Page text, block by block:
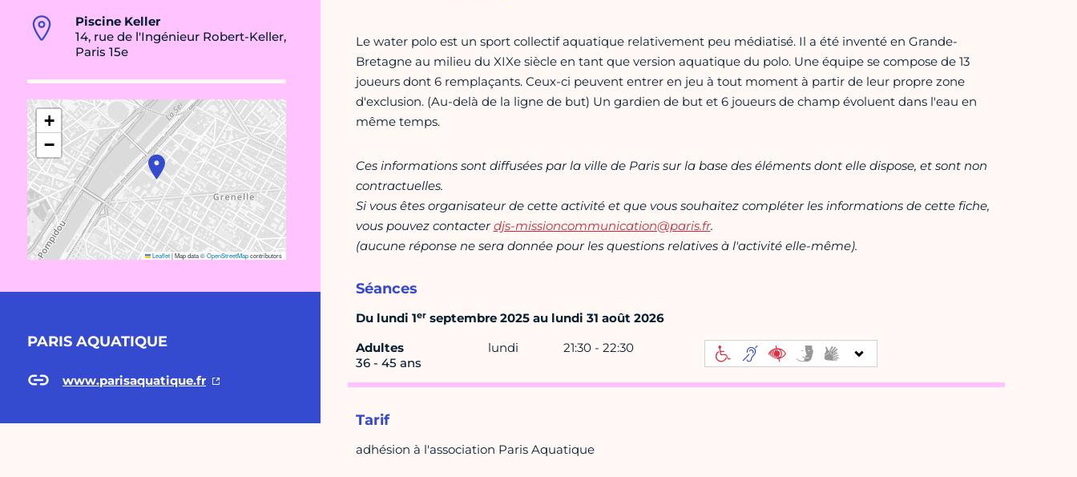
Piscine Keller
14, rue de l'Ingénieur Robert-Keller,
Paris 15e
+
−
Leaflet|Map data ©OpenStreetMapcontributors
PARIS AQUATIQUE
www.parisaquatique.fr
Le water polo est un sport collectif aquatique relativement peu médiatisé. Il a été inventé en Grande-
Bretagne au milieu du XIXe siècle en tant que version aquatique du polo. Une équipe se compose de 13
joueurs dont 6 remplaçants. Ceux-ci peuvent entrer en jeu à tout moment à partir de leur propre zone
d'exclusion. (Au-delà de la ligne de but) Un gardien de but et 6 joueurs de champ évoluent dans l'eau en
même temps.
Ces informations sont diffusées par la ville de Paris sur la base des éléments dont elle dispose, et sont non
contractuelles.
Si vous êtes organisateur de cette activité et que vous souhaitez compléter les informations de cette fiche,
vous pouvez contacterdjs-missioncommunication@paris.fr.
(aucune réponse ne sera donnée pour les questions relatives à l'activité elle-même).
Séances
Du lundi 1erseptembre 2025 au lundi 31 août 2026
Adultes
36 - 45 ans
lundi 21:30 - 22:30
Tarif
adhésion à l'association Paris Aquatique